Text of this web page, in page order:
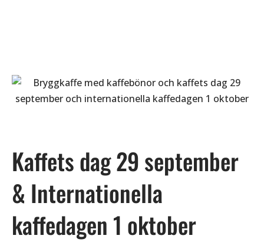
Kaffets dag 29 september
& Internationella
kaffedagen 1 oktober